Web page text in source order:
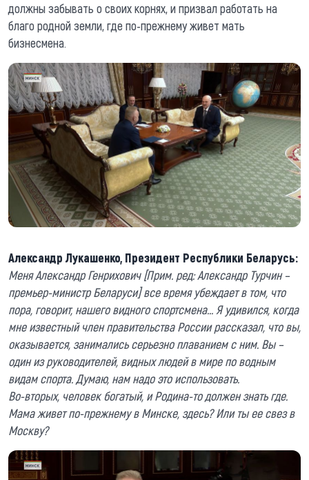
должны забывать о своих корнях, и призвал работать на
благо родной земли, где по-прежнему живет мать
бизнесмена.
Александр Лукашенко, Президент Республики Беларусь:
Меня Александр Генрихович [Прим. ред: Александр Турчин –
премьер-министр Беларуси] все время убеждает в том, что
пора, говорит, нашего видного спортсмена… Я удивился, когда
мне известный член правительства России рассказал, что вы,
оказывается, занимались серьезно плаванием с ним. Вы –
один из руководителей, видных людей в мире по водным
видам спорта. Думаю, нам надо это использовать.
Во-вторых, человек богатый, и Родина-то должен знать где.
Мама живет по-прежнему в Минске, здесь? Или ты ее свез в
Москву?